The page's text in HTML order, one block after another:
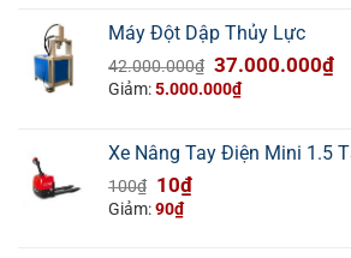
Máy Đột Dập Thủy Lực
42.000.000₫ Giá
gốc
42.000.000₫.
37.000.000₫Giá
Giảm:5.000.000₫
Xe Nâng Tay Điện Mini 1.5
100₫ Giá
gốc
10₫Giá
Giảm:90₫